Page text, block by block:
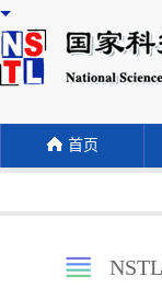
首页